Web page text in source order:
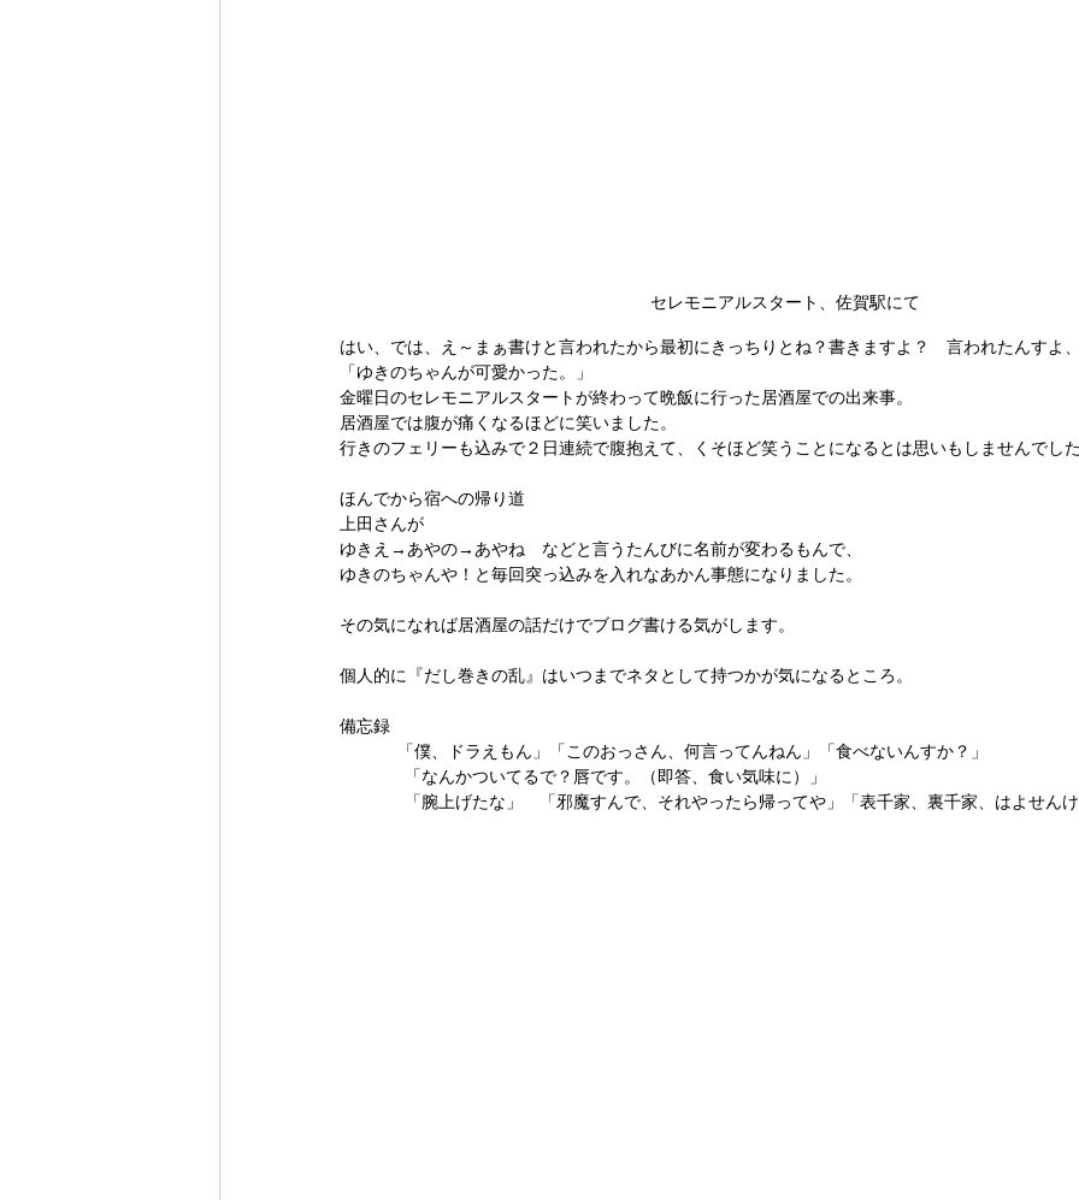
セレモニアルスタート、佐賀駅にて
はい、では、え～まぁ書けと言われたから最初にきっちりとね？書きますよ？　言われたんすよ
「ゆきのちゃんが可愛かった。」
金曜日のセレモニアルスタートが終わって晩飯に行った居酒屋での出来事。
居酒屋では腹が痛くなるほどに笑いました。
行きのフェリーも込みで２日連続で腹抱えて、くそほど笑うことになるとは思いもしませんでし
ほんでから宿への帰り道
上田さんが
ゆきえ→あやの→あやね　などと言うたんびに名前が変わるもんで、
ゆきのちゃんや！と毎回突っ込みを入れなあかん事態になりました。
その気になれば居酒屋の話だけでブログ書ける気がします。
個人的に『だし巻きの乱』はいつまでネタとして持つかが気になるところ。
備忘録
「僕、ドラえもん」「このおっさん、何言ってんねん」「食べないんすか？」
	　「なんかついてるで？唇です。（即答、食い気味に）」
　「腕上げたな」　「邪魔すんで、それやったら帰ってや」「表千家、裏千家、はよせん